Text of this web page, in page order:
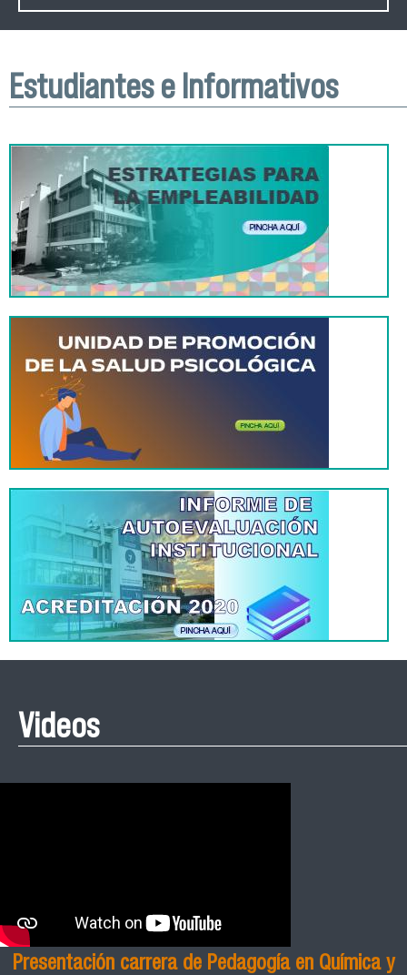
Estudiantes e Informativos
Videos
Presentación carrera de Pedagogía en Química y